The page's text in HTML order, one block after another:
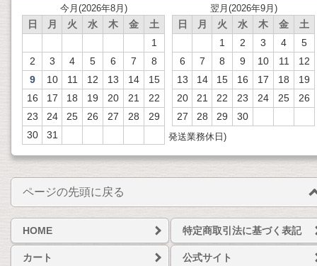
今月(2026年8月)
日 月 火 水 木 金
土
1
2
3 4 5 6 7
8
9
10 11 12 13 14
15
16
17 18 19 20 21
22
23
24 25 26 27 28
29
30
31
翌月(2026年9月)
日 月 火 水 木 金
土
1
2 3 4
5
6
7 8 9 10 11
12
13
14 15 16 17 18
19
20
21 22 23 24 25
26
27
28 29 30
発送業務休日)
ページの先頭に戻る
HOME 特定商取引法に基づく表記
カート 公式サイト